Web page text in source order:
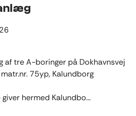
af tre A-boringer på Dokhavnsvej
75yp, Kalundborg
hermed Kalundbo...